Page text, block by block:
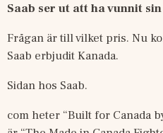
Saab ser ut att ha vunnit
Frågan är till vilket pris. Nu
Saab erbjudit Kanada.
Sidan hos Saab.
com heter “Built for Canada